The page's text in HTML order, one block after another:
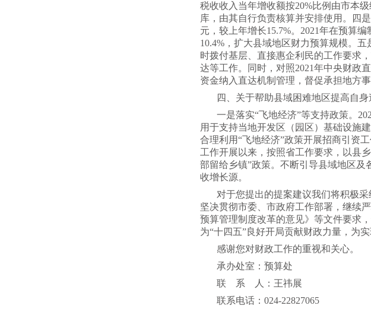
税收收入当年增收额按20%比例由市本
库，由其自行负责核算并安排使用。四
元，较上年增长15.7%。2021年在预算
10.4%，扩大县域地区财力预算规模。
时拨付基层、直接惠企利民的工作要求
达等工作。同时，对照2021年中央财政
资金纳入直达机制管理，督促承担地方
四、关于帮助县域困难地区提高自
一是落实“飞地经济”等支持政策。
用于支持当地开发区（园区）基础设施
合理利用“飞地经济”政策开展招商引资
工作开展以来，按照省工作要求，以县
部留给乡镇”政策。不断引导县域地区
收增长源。
对于您提出的提案建议我们将积极
坚决贯彻市委、市政府工作部署，继续
预算管理制度改革的意见》等文件要求
为“十四五”良好开局贡献财政力量，为
感谢您对财政工作的重视和关心。
承办处室：预算处
联 系 人：王祎展
联系电话：024-22827065